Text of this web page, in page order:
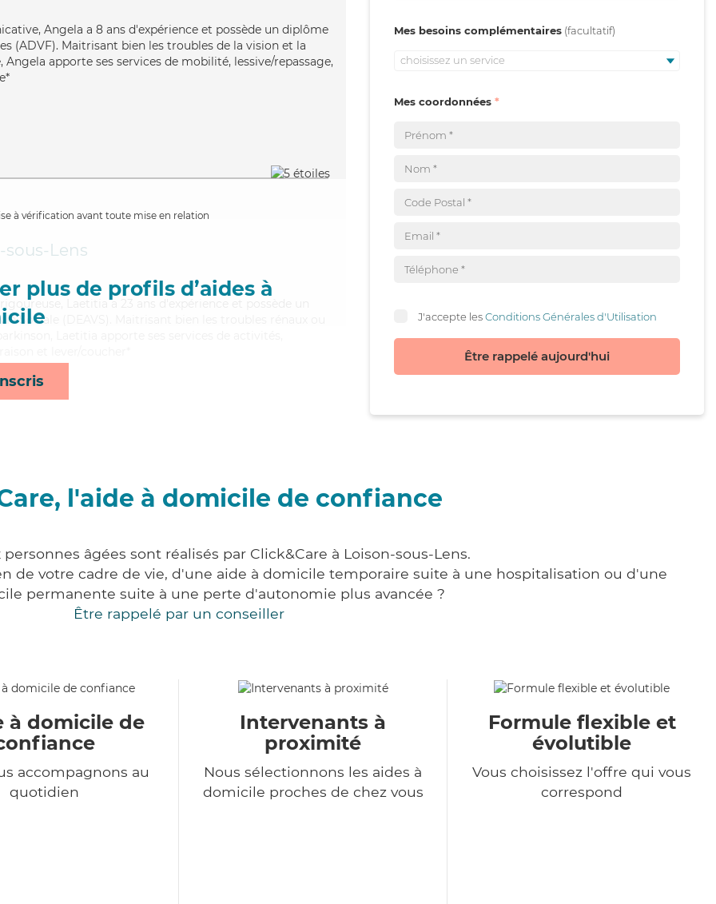
Angela a 8 ans d'expérience et possède un diplôme
(ADVF). Maitrisant bien les troubles de la vision et la
apporte ses services de mobilité, lessive/repassage,
à vérification avant toute mise en relation
plus de profils d’aides à
sous-Lens
Laetitia a 23 ans d'expérience et possède un
Sociale (DEAVS). Maitrisant bien les troubles rénaux ou
Mes besoins complémentaires
choisissez un service
Mes coordonnées
J'accepte lesConditions Générales d'Utilisation
Être rappelé aujourd'hui
l'aide à domicile de confiance
personnes âgées sont réalisés par Click&Care à Loison-sous-Lens.
de votre cadre de vie, d'une aide à domicile temporaire suite à une hospitalisation ou d'une
permanente suite à une perte d'autonomie plus avancée ?
Être rappelé par un conseiller
à domicile de
accompagnons au
quotidien
Intervenants à
proximité
Nous sélectionnons les aides à
domicile proches de chez vous
Formule flexible et
évolutible
Vous choisissez l'offre qui vous
correspond